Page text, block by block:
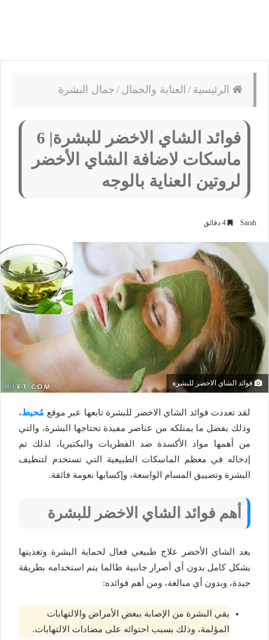
الرئيسية / العناية والجمال / جمال البشرة
فوائد الشاي الاخضر للبشرة| 6
ماسكات لاضافة الشاي الأخضر
لروتين العناية بالوجه
Sarah
فوائد الشاي الاخضر للبشرة
لقد تعددت فوائد الشاي الاخضر للبشرة تابعها عبر موقع مُحيط،
وذلك بفضل ما يمتلكه من عناصر مفيدة تحتاجها البشرة، والتي
من أهمها مواد الأكسدة ضد الفطريات والبكتيريا، لذلك تم
إدخاله في معظم الماسكات الطبيعية التي تستخدم لتنظيف
البشرة وتضييق المسام الواسعة، وإكسابها نعومة فائقة.
أهم فوائد الشاي الاخضر للبشرة
يعد الشاي الأخضر علاج طبيعي فعال لحماية البشرة وتغذيتها
بشكل كامل بدون أي أضرار جانبية طالما يتم استخدامه بطريقة
جيدة، وبدون أي مبالغة، ومن أهم فوائده:
يقي البشرة من الإصابة ببعض الأمراض والالتهابات
المؤلمة، وذلك بسبب احتوائه على مضادات الالتهابات.